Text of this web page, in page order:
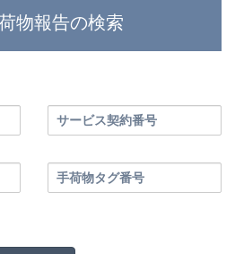
物報告の検索
サービス契約番号
手荷物タグ番号